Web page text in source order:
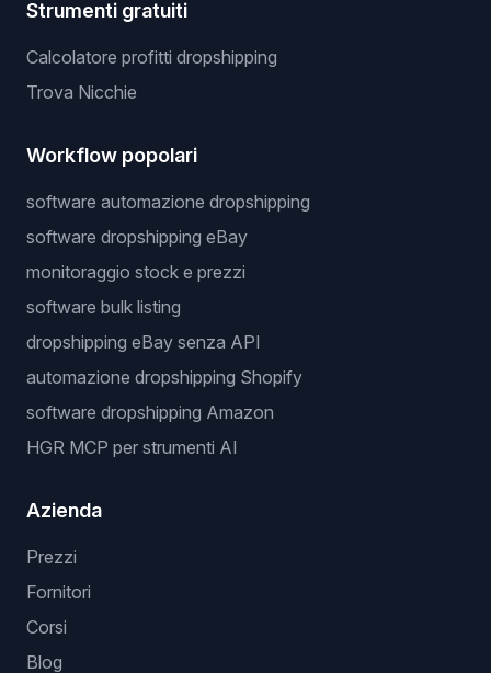
Strumenti gratuiti
Calcolatore profitti dropshipping
Trova Nicchie
Workflow popolari
software automazione dropshipping
software dropshipping eBay
monitoraggio stock e prezzi
software bulk listing
dropshipping eBay senza API
automazione dropshipping Shopify
software dropshipping Amazon
HGR MCP per strumenti AI
Azienda
Prezzi
Fornitori
Corsi
Blog